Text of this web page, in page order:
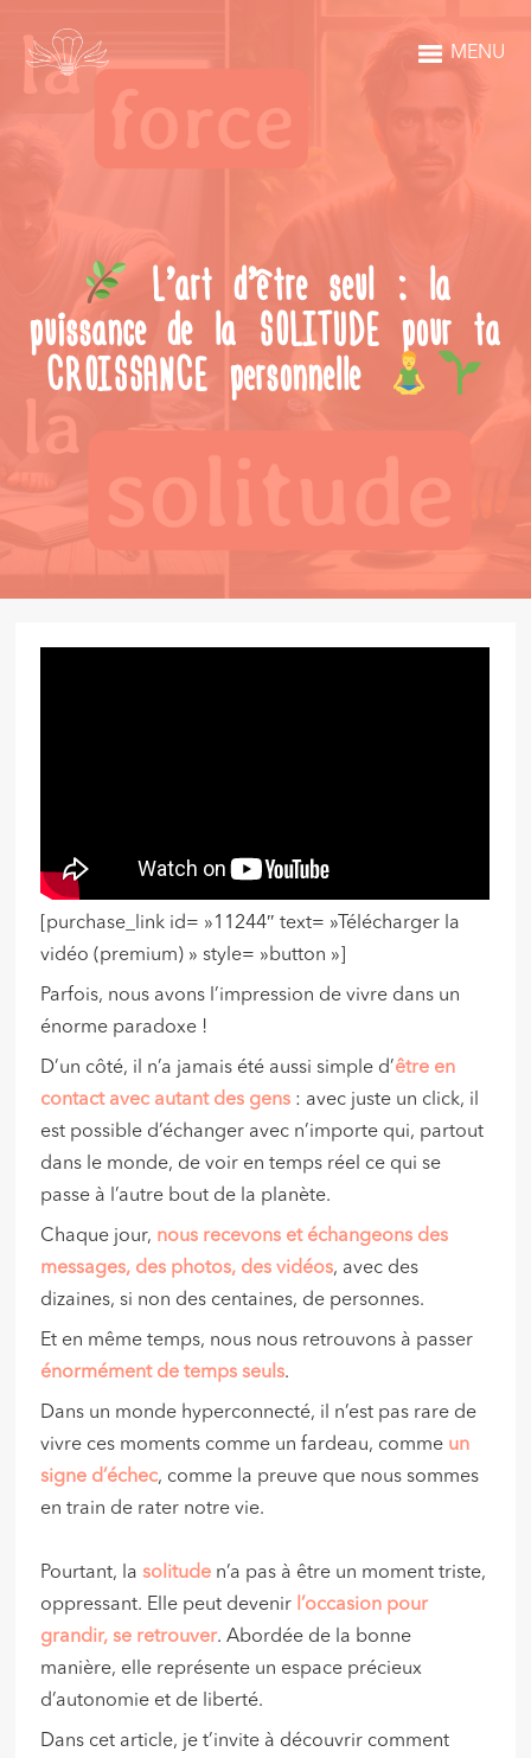
MENU
L’art d’être seul : la
puissance de la SOLITUDE pour ta
CROISSANCE personnelle
[purchase_link id= »11244″ text= »Télécharger la
vidéo (premium) » style= »button »]
Parfois, nous avons l’impression de vivre dans un
énorme paradoxe !
D’un côté, il n’a jamais été aussi simple d’être en
contact avec autant des gens : avec juste un click, il
est possible d’échanger avec n’importe qui, partout
dans le monde, de voir en temps réel ce qui se
passe à l’autre bout de la planète.
Chaque jour, nous recevons et échangeons des
messages, des photos, des vidéos, avec des
dizaines, si non des centaines, de personnes.
Et en même temps, nous nous retrouvons à passer
énormément de temps seuls.
Dans un monde hyperconnecté, il n’est pas rare de
vivre ces moments comme un fardeau, comme un
signe d’échec, comme la preuve que nous sommes
en train de rater notre vie.
Pourtant, lasolitude n’a pas à être un moment triste,
oppressant. Elle peut devenir l’occasion pour
grandir, se retrouver. Abordée de la bonne
manière, elle représente un espace précieux
d’autonomie et de liberté.
Dans cet article, je t’invite à découvrir comment